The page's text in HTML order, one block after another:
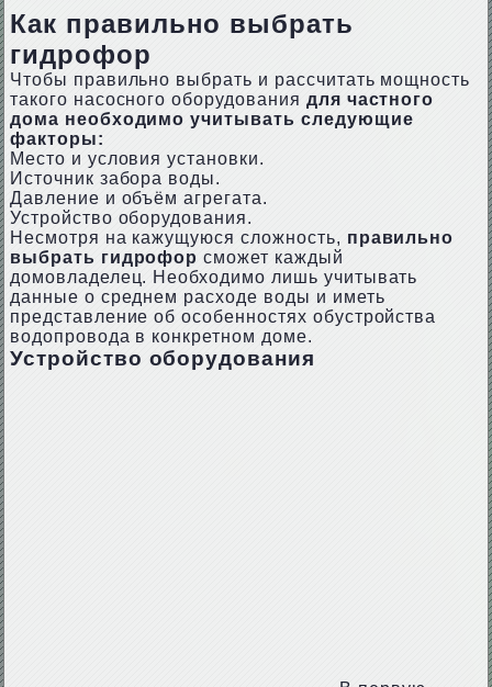
Как правильно выбрать
гидрофор
Чтобы правильно выбрать и рассчитать мощность
такого насосного оборудования для частного
дома необходимо учитывать следующие
факторы:
Место и условия установки.
Источник забора воды.
Давление и объём агрегата.
Устройство оборудования.
Несмотря на кажущуюся сложность, правильно
выбрать гидрофор сможет каждый
домовладелец. Необходимо лишь учитывать
данные о среднем расходе воды и иметь
представление об особенностях обустройства
водопровода в конкретном доме.
Устройство оборудования